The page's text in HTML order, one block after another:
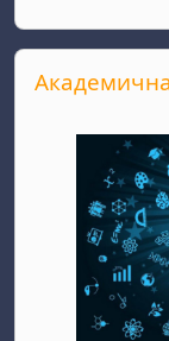
Passer Академична